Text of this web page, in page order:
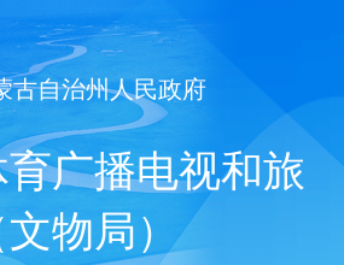
古自治州人民政府
广播电视和旅
物局）